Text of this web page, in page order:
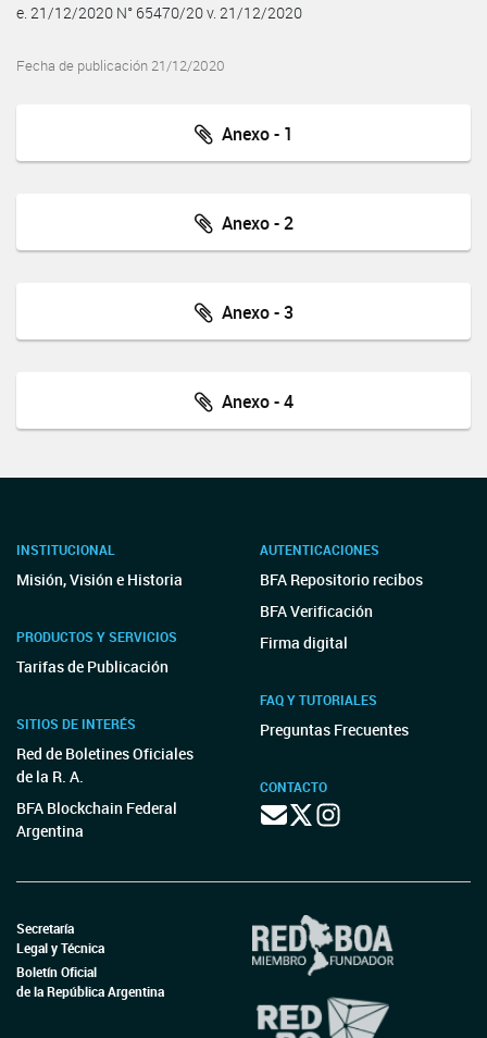
e. 21/12/2020 N° 65470/20 v. 21/12/2020
Fecha de publicación 21/12/2020
Anexo - 1
Anexo - 2
Anexo - 3
Anexo - 4
INSTITUCIONAL
Misión, Visión e Historia
PRODUCTOS Y SERVICIOS
Tarifas de Publicación
SITIOS DE INTERÉS
Red de Boletines Oficiales
de la R. A.
BFA Blockchain Federal
Argentina
AUTENTICACIONES
BFA Repositorio recibos
BFA Verificación
Firma digital
FAQ Y TUTORIALES
Preguntas Frecuentes
CONTACTO
Secretaría
Legal y Técnica
Boletín Oficial
de la República Argentina